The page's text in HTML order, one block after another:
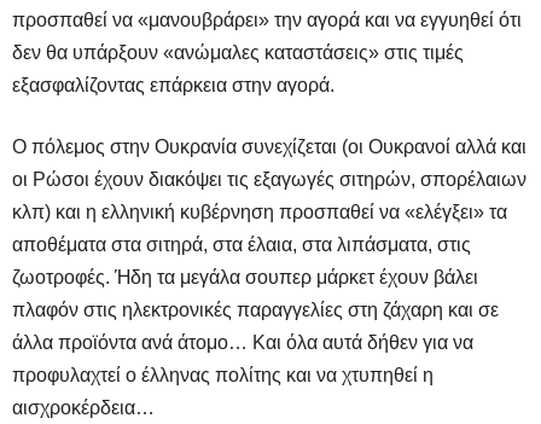
προσπαθεί να «μανουβράρει» την αγορά και να εγγυηθεί ότι
δεν θα υπάρξουν «ανώμαλες καταστάσεις» στις τιμές
εξασφαλίζοντας επάρκεια στην αγορά.
Ο πόλεμος στην Ουκρανία συνεχίζεται (οι Ουκρανοί αλλά και
οι Ρώσοι έχουν διακόψει τις εξαγωγές σιτηρών, σπορέλαιων
κλπ) και η ελληνική κυβέρνηση προσπαθεί να «ελέγξει» τα
αποθέματα στα σιτηρά, στα έλαια, στα λιπάσματα, στις
ζωοτροφές. Ήδη τα μεγάλα σουπερ μάρκετ έχουν βάλει
πλαφόν στις ηλεκτρονικές παραγγελίες στη ζάχαρη και σε
άλλα προϊόντα ανά άτομο… Και όλα αυτά δήθεν για να
προφυλαχτεί ο έλληνας πολίτης και να χτυπηθεί η
αισχροκέρδεια…